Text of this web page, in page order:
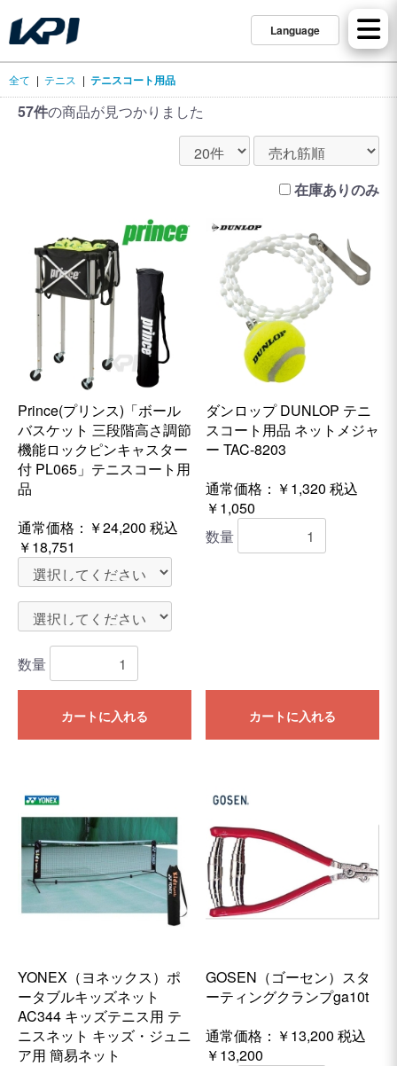
Language
全て | テニス | テニスコート用品
57件の商品が見つかりました
在庫ありのみ
Prince(プリンス)「ボール
バスケット 三段階高さ調節
機能ロックピンキャスター
付 PL065」テニスコート用
品
通常価格： ￥24,200 税込
￥18,751
数量
カートに入れる
ダンロップ DUNLOP テニ
スコート用品 ネットメジャ
ー TAC-8203
通常価格：￥1,320 税込
￥1,050
数量
カートに入れる
YONEX（ヨネックス）ポ
ータブルキッズネット
AC344 キッズテニス用 テ
ニスネット キッズ・ジュニ
ア用 簡易ネット
GOSEN（ゴーセン）スタ
ーティングクランプga10t
通常価格：￥13,200 税込
￥13,200